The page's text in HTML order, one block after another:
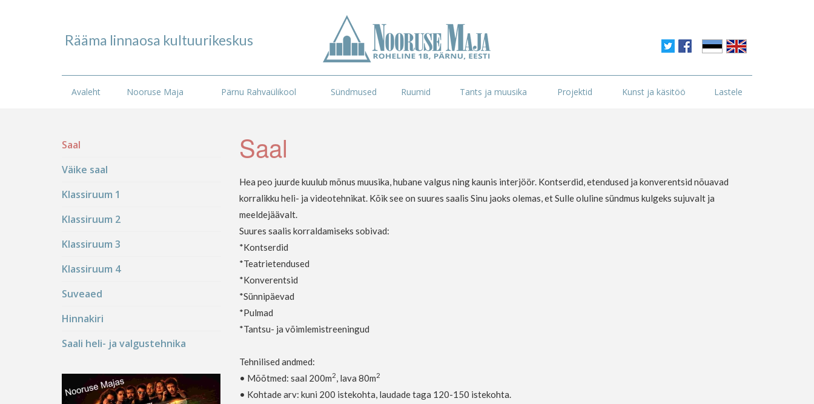
Rääma linnaosa kultuurikeskus
Avaleht Nooruse Maja Pärnu Rahvaülikool Sündmused Ruumid Tants ja muusika Projektid Kunst ja käsitöö Lastele
Saal
Hea peo juurde kuulub mõnus muusika, hubane valgus ning kaunis interjöör. Kontserdid, etendused ja konverentsid nõuavad
korralikku heli- ja videotehnikat. Kõik see on suures saalis Sinu jaoks olemas, et Sulle oluline sündmus kulgeks sujuvalt ja
meeldejäävalt.
Suures saalis korraldamiseks sobivad:
*Kontserdid
*Teatrietendused
*Konverentsid
*Sünnipäevad
*Pulmad
*Tantsu- ja võimlemistreeningud
Tehnilised andmed:
• Mõõtmed: saal 200m2, lava 80m2
• Kohtade arv: kuni 200 istekohta, laudade taga 120-150 istekohta.
Saal
Väike saal
Klassiruum 1
Klassiruum 2
Klassiruum 3
Klassiruum 4
Suveaed
Hinnakiri
Saali heli- ja valgustehnika